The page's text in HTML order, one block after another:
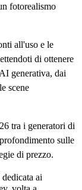
fotorealismo
all'uso e le
di ottenere
generativa, dai
scene
tra i generatori di
sulle
di prezzo.
ai